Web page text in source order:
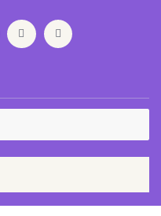
I
n
s
a
m
L
i
n
n